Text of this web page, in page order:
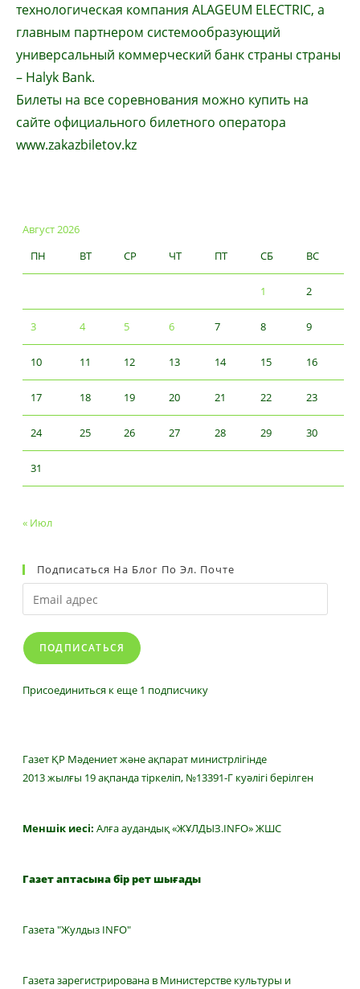
технологическая компания ALAGEUM ELECTRIC, а
главным партнером системообразующий
универсальный коммерческий банк страны страны
– Halyk Bank.
Билеты на все соревнования можно купить на
сайте официального билетного оператора
www.zakazbiletov.kz
Август 2026
ПН
ВТ СР ЧТ ПТ СБ ВС
1 2
3 4 5 6 7 8 9
10 11 12 13 14 15 16
17 18 19 20 21 22 23
24 25 26 27 28 29 30
31
« Июл
Подписаться На Блог По Эл. Почте
Email
адрес
ПОДПИСАТЬСЯ
Присоединиться к еще 1 подписчику
Газет ҚР Мәдениет және ақпарат министрлігінде
2013 жылғы 19 ақпанда тіркеліп, №13391-Г куәлігі берілген
Меншік иесі: Алға аудандық «ЖҰЛДЫЗ.INFO» ЖШС
Газет аптасына бір рет шығады
Газета "Жулдыз INFO"
Газета зарегистрирована в Министерстве культуры и